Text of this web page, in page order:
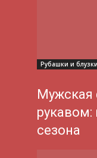
Рубашки и блузки
Мужская
сезона